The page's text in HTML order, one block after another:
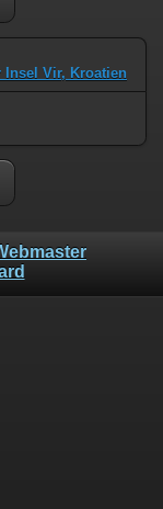
Insel Vir, Kroatien